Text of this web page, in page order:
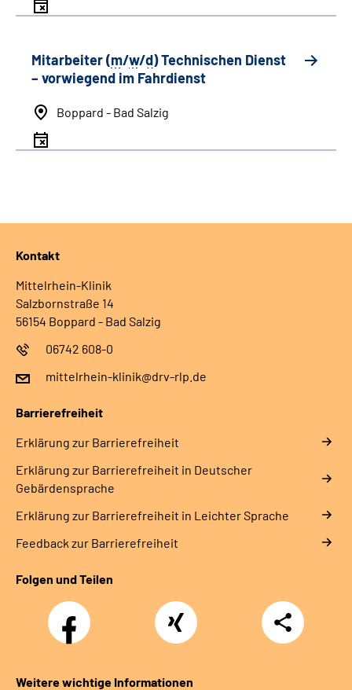
Mitarbeiter (m/w/d) Technischen Dienst
– vorwiegend im Fahrdienst
Boppard - Bad Salzig
Kontakt
Mittelrhein-Klinik
Salzbornstraße 14
56154 Boppard - Bad Salzig
06742 608-0
mittelrhein-klinik@drv-rlp.de
Barrierefreiheit
Erklärung zur Barrierefreiheit
Erklärung zur Barrierefreiheit in Deutscher
Gebärdensprache
Erklärung zur Barrierefreiheit in Leichter Sprache
Feedback zur Barrierefreiheit
Folgen und Teilen
Facebook Xing
Teilen
Weitere wichtige Informationen